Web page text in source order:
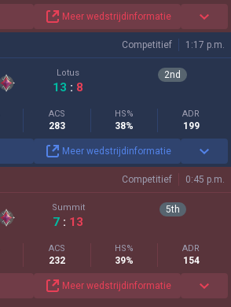
Meer wedstrijdinformatie
Competitief 1:17 p.m.
Lotus
13 : 8
2nd
ACS
283
HS%
38%
ADR
199
Meer wedstrijdinformatie
Competitief 0:45 p.m.
Summit
7 : 13
5th
ACS
232
HS%
39%
ADR
154
Meer wedstrijdinformatie